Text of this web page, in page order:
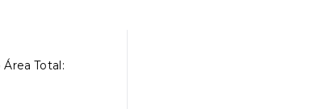
Área Total: